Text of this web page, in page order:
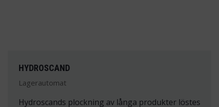
HYDROSCAND
Lagerautomat
Hydroscands plockning av långa produkter löstes